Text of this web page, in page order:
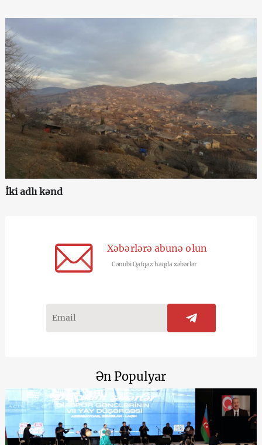
İki adlı kənd
Xəbərlərə abunə olun
Cənubi Qafqaz haqda xəbərlər
Ən Populyar